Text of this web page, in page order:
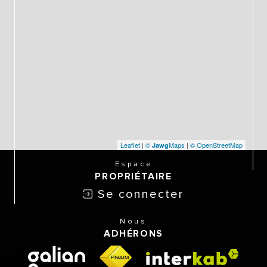
Leaflet | © JawgMaps | © OpenStreetMap
Espace
PROPRIÉTAIRE
Se connecter
Nous
ADHÉRONS